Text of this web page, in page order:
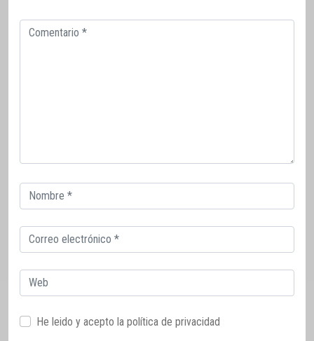
Comentario
Correo
electrónico
Correo
electrónico
Web
He leido y acepto la política de privacidad